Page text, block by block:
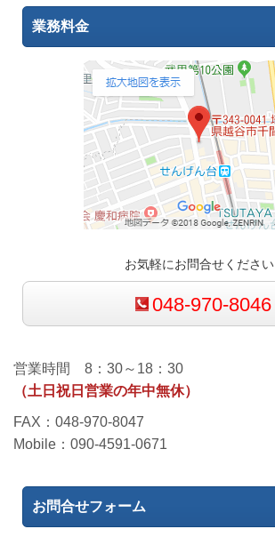
業務料金
お気軽にお問合せください
048-970-8046
営業時間 8：30～18：30
（土日祝日営業の年中無休）
FAX：048-970-8047
Mobile：090-4591-0671
お問合せフォーム